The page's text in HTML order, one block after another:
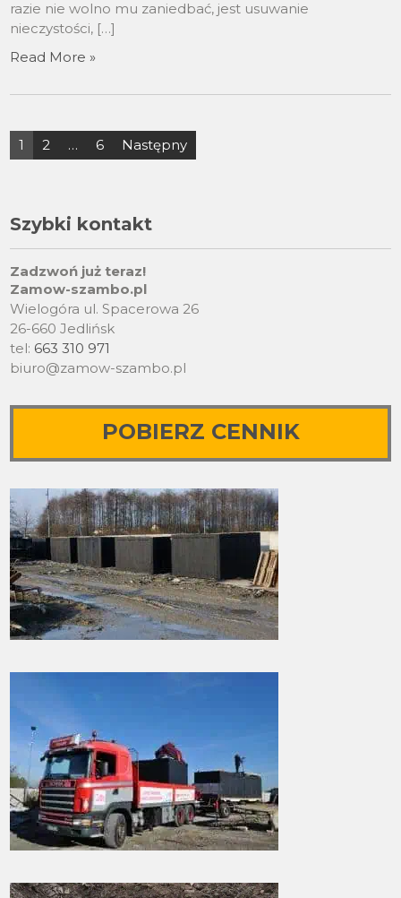
razie nie wolno mu zaniedbać, jest usuwanie
nieczystości, […]
Read More »
Stronicowanie
wpisów
1 2 … 6 Następny
Szybki kontakt
Zadzwoń już teraz!
Zamow-szambo.pl
Wielogóra ul. Spacerowa 26
26-660 Jedlińsk
tel: 663 310 971
biuro@zamow-szambo.pl
POBIERZ CENNIK